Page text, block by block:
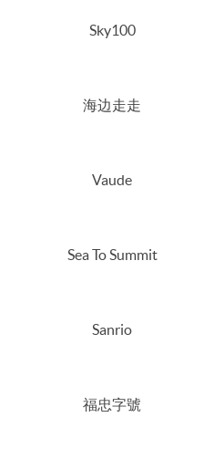
Sky100
海边走走
Vaude
Sea To Summit
Sanrio
福忠字號